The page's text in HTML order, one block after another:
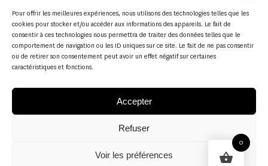
Pour offrir les meilleures expériences, nous utilisons des technologies telles que les
cookies pour stocker et/ou accéder aux informations des appareils. Le fait de
consentir à ces technologies nous permettra de traiter des données telles que le
comportement de navigation ou les ID uniques sur ce site. Le fait de ne pas consentir
ou de retirer son consentement peut avoir un effet négatif sur certaines
caractéristiques et fonctions.
Accepter
Refuser
Voir les préférences
0